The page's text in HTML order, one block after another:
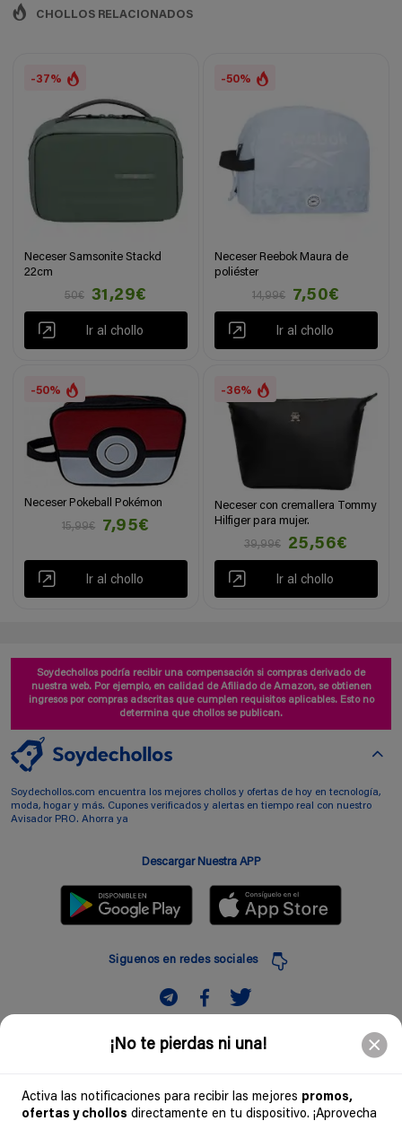
¡No te pierdas ni una!
Activa las notificaciones para recibir las mejores promos,
ofertas y chollos directamente en tu dispositivo. ¡Aprovecha
CHOLLOS RELACIONADOS
-37%
Neceser Samsonite Stackd
22cm
50€
31,29€
Ir al chollo
-50%
Neceser Reebok Maura de
poliéster
14,99€
7,50€
Ir al chollo
-50%
Neceser Pokeball Pokémon
15,99€
7,95€
Ir al chollo
-36%
Neceser con cremallera Tommy
Hilfiger para mujer.
39,99€
25,56€
Ir al chollo
Soydechollos podría recibir una compensación si compras derivado de
nuestra web. Por ejemplo, en calidad de Afiliado de Amazon, se obtienen
ingresos por compras adscritas que cumplen requisitos aplicables. Esto no
determina que chollos se publican.
Soydechollos.com encuentra los mejores chollos y ofertas de hoy en tecnología,
moda, hogar y más. Cupones verificados y alertas en tiempo real con nuestro
Avisador PRO. Ahorra ya
Descargar Nuestra APP
Siguenos en redes sociales
Suscribir